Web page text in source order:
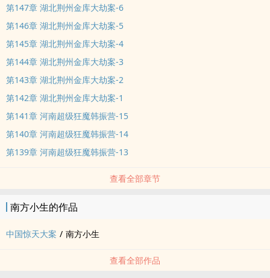
第147章 湖北荆州金库大劫案-6
第146章 湖北荆州金库大劫案-5
第145章 湖北荆州金库大劫案-4
第144章 湖北荆州金库大劫案-3
第143章 湖北荆州金库大劫案-2
第142章 湖北荆州金库大劫案-1
第141章 河南超级狂魔韩振营-15
第140章 河南超级狂魔韩振营-14
第139章 河南超级狂魔韩振营-13
查看全部章节
南方小生的作品
中国惊天大案 / 南方小生
查看全部作品